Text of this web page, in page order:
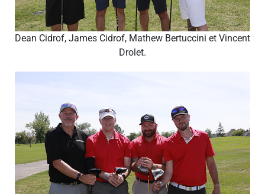
Dean Cidrof, James Cidrof, Mathew Bertuccini et Vincent
Drolet.